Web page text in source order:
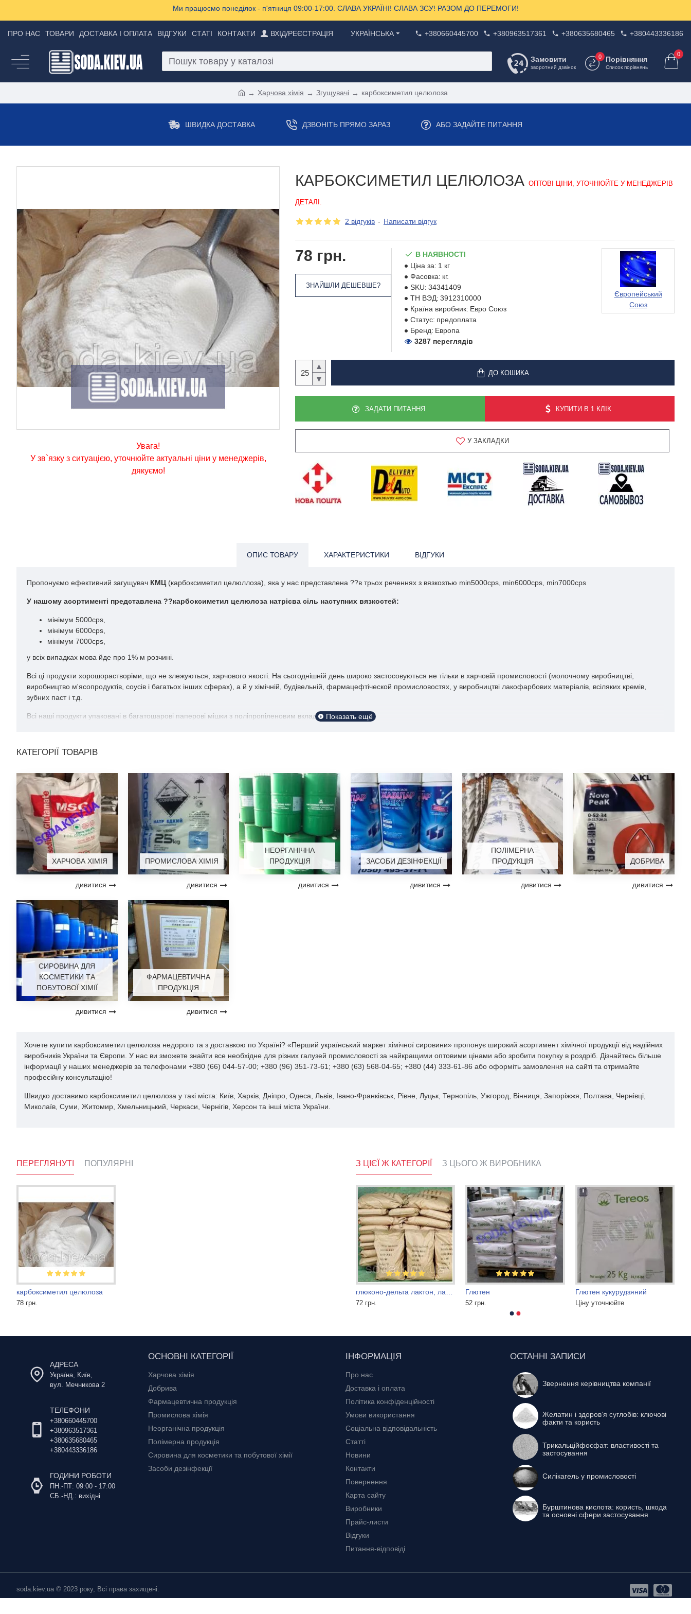
Ми працюємо понеділок - п'ятниця 09:00-17:00. СЛАВА УКРАЇНІ! СЛАВА ЗСУ! РАЗОМ ДО ПЕРЕМОГИ!
ПРО НАС ТОВАРИ ДОСТАВКА І ОПЛАТА ВІДГУКИ СТАТІ КОНТАКТИ ВХІД/РЕЄСТРАЦІЯ УКРАЇНСЬКА +380660445700 +380963517361 +380635680465 +380443336186
Замовити
зворотний дзвінок
Порівняння
Список порівнянь
0 0
Харчова хімія Згущувачі карбоксиметил целюлоза
ШВИДКА ДОСТАВКА ДЗВОНІТЬ ПРЯМО ЗАРАЗ АБО ЗАДАЙТЕ ПИТАННЯ
Увага!
У зв`язку з ситуацією, уточнюйте актуальні ціни у менеджерів,
дякуємо!
КАРБОКСИМЕТИЛ ЦЕЛЮЛОЗА ОПТОВІ ЦІНИ, УТОЧНЮЙТЕ У МЕНЕДЖЕРІВ
ДЕТАЛІ.
2 відгуків - Написати відгук
78 грн.
ЗНАЙШЛИ ДЕШЕВШЕ?
В НАЯВНОСТІ
Ціна за: 1 кг
Фасовка: кг.
SKU: 34341409
ТН ВЭД: 3912310000
Країна виробник: Евро Союз
Статус: предоплата
Бренд: Европа
Європейський
Союз
3287 переглядів
▲
▼
ДО КОШИКА
ЗАДАТИ ПИТАННЯ КУПИТИ В 1 КЛІК
У ЗАКЛАДКИ
ОПИС ТОВАРУ ХАРАКТЕРИСТИКИ ВІДГУКИ
Пропонуємо ефективний загущувач КМЦ (карбоксиметил целюллоза), яка у нас представлена ??в трьох реченнях з вязкозтью min5000cps, min6000cps, min7000cps
У нашому асортименті представлена ??карбоксиметил целюлоза натрієва сіль наступних вязкостей:
мінімум 5000cps,
мінімум 6000cps,
мінімум 7000cps,
у всіх випадках мова йде про 1% м розчині.
Всі ці продукти хорошорастворіми, що не злежуються, харчового якості. На сьогоднішній день широко застосовуються не тільки в харчовій промисловості (молочному виробництві,
виробництво м'ясопродуктів, соусів і багатьох інших сферах), а й у хімічній, будівельній, фармацефтіческой промисловостях, у виробництві лакофарбових матеріалів, всіляких кремів,
зубних паст і т.д.
Всі наші продукти упаковані в багатошарові паперові мішки з поліпропіленовим вкладишем по 25кг.
КАТЕГОРІЇ ТОВАРІВ
ХАРЧОВА ХІМІЯ
дивитися
ПРОМИСЛОВА ХІМІЯ
дивитися
НЕОРГАНІЧНА
ПРОДУКЦІЯ
дивитися
ЗАСОБИ ДЕЗІНФЕКЦІЇ
дивитися
ПОЛІМЕРНА
ПРОДУКЦІЯ
дивитися
ДОБРИВА
дивитися
СИРОВИНА ДЛЯ
КОСМЕТИКИ ТА
ПОБУТОВОЇ ХІМІЇ
дивитися
ФАРМАЦЕВТИЧНА
ПРОДУКЦІЯ
дивитися
Хочете купити карбоксиметил целюлоза недорого та з доставкою по Україні? «Перший український маркет хімічної сировини» пропонує широкий асортимент хімічної продукції від надійних
виробників України та Європи. У нас ви зможете знайти все необхідне для різних галузей промисловості за найкращими оптовими цінами або зробити покупку в роздріб. Дізнайтесь більше
інформації у наших менеджерів за телефонами +380 (66) 044-57-00; +380 (96) 351-73-61; +380 (63) 568-04-65; +380 (44) 333-61-86 або оформіть замовлення на сайті та отримайте
професійну консультацію!
Швидко доставимо карбоксиметил целюлоза у такі міста: Київ, Харків, Дніпро, Одеса, Львів, Івано-Франківськ, Рівне, Луцьк, Тернопіль, Ужгород, Вінниця, Запоріжжя, Полтава, Чернівці,
Миколаїв, Суми, Житомир, Хмельницький, Черкаси, Чернігів, Херсон та інші міста України.
ПЕРЕГЛЯНУТІ ПОПУЛЯРНІ
карбоксиметил целюлоза
78 грн.
З ЦІЄЇ Ж КАТЕГОРІЇ З ЦЬОГО Ж ВИРОБНИКА
Агар агар
570 грн. 72 грн.
Глютен
52 грн.
Глютен кукурудзяний
Ціну уточнюйте
АДРЕСА
Україна, Київ,
вул. Мечникова 2
ТЕЛЕФОНИ
+380660445700
+380963517361
+380635680465
+380443336186
ГОДИНИ РОБОТИ
ПН.-ПТ: 09:00 - 17:00
СБ.-НД.: вихідні
ОСНОВНІ КАТЕГОРІЇ
Харчова хімія
Добрива
Фармацевтична продукція
Промислова хімія
Неорганічна продукція
Полімерна продукція
Сировина для косметики та побутової хімії
Засоби дезінфекції
ІНФОРМАЦІЯ
Про нас
Доставка і оплата
Політика конфіденційності
Умови використання
Соціальна відповідальність
Статті
Новини
Контакти
Повернення
Карта сайту
Виробники
Прайс-листи
Відгуки
Питання-відповіді
ОСТАННІ ЗАПИСИ
Звернення керівництва компанії
Желатин і здоров’я суглобів: ключові
факти та користь
Трикальційфосфат: властивості та
застосування
Силікагель у промисловості
Бурштинова кислота: користь, шкода
та основні сфери застосування
soda.kiev.ua © 2023 року, Всі права захищені.